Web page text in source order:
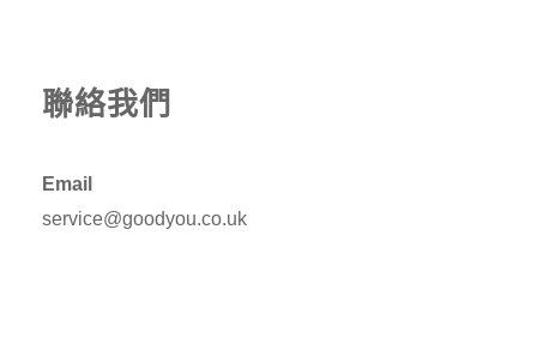
聯絡我們
Email
service@goodyou.co.uk